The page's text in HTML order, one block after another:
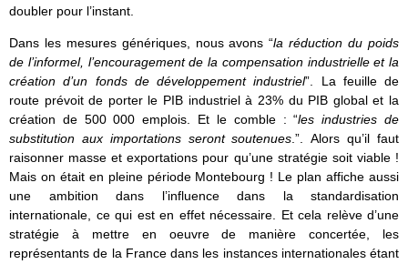
doubler pour l’instant.
Dans les mesures génériques, nous avons “la réduction du poids
de l’informel, l’encouragement de la compensation industrielle et la
création d’un fonds de développement industriel”. La feuille de
route prévoit de porter le PIB industriel à 23% du PIB global et la
création de 500 000 emplois. Et le comble : “les industries de
substitution aux importations seront soutenues .”.Alors qu’il faut
raisonner masse et exportations pour qu’une stratégie soit viable !
Mais on était en pleine période Montebourg ! Le plan affiche aussi
une ambition dans l’influence dans la standardisation
internationale, ce qui est en effet nécessaire. Et cela relève d’une
stratégie à mettre en oeuvre de manière concertée, les
représentants de la France dans les instances internationales étant